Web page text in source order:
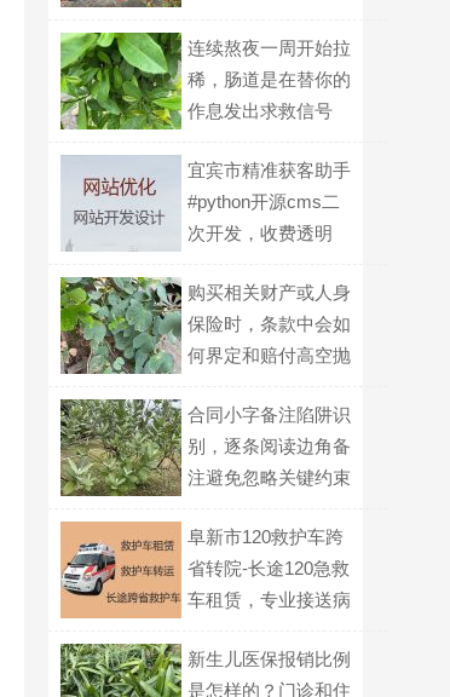
连续熬夜一周开始拉
稀，肠道是在替你的
作息发出求救信号
宜宾市精准获客助手
#python开源cms二
次开发，收费透明
购买相关财产或人身
保险时，条款中会如
何界定和赔付高空抛
合同小字备注陷阱识
别，逐条阅读边角备
注避免忽略关键约束
阜新市120救护车跨
省转院-长途120急救
车租赁，专业接送病
新生儿医保报销比例
是怎样的？门诊和住